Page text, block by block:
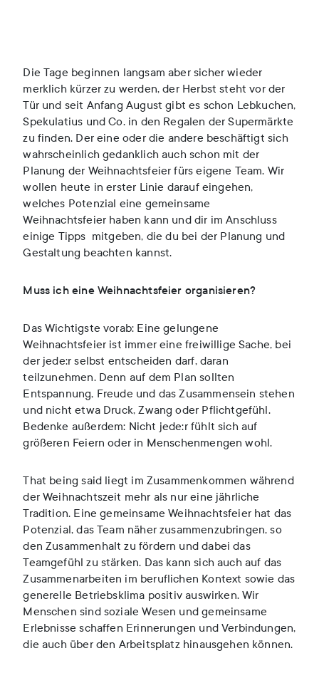
Die Tage beginnen langsam aber sicher wieder
merklich kürzer zu werden, der Herbst steht vor der
Tür und seit Anfang August gibt es schon Lebkuchen,
Spekulatius und Co. in den Regalen der Supermärkte
zu finden. Der eine oder die andere beschäftigt sich
wahrscheinlich gedanklich auch schon mit der
Planung der Weihnachtsfeier fürs eigene Team. Wir
wollen heute in erster Linie darauf eingehen,
welches Potenzial eine gemeinsame
Weihnachtsfeier haben kann und dir im Anschluss
einige Tipps mitgeben, die du bei der Planung und
Gestaltung beachten kannst.
Muss ich eine Weihnachtsfeier organisieren?
Das Wichtigste vorab: Eine gelungene
Weihnachtsfeier ist immer eine freiwillige Sache, bei
der jede:r selbst entscheiden darf, daran
teilzunehmen. Denn auf dem Plan sollten
Entspannung, Freude und das Zusammensein stehen
und nicht etwa Druck, Zwang oder Pflichtgefühl.
Bedenke außerdem: Nicht jede:r fühlt sich auf
größeren Feiern oder in Menschenmengen wohl.
That being said liegt im Zusammenkommen während
der Weihnachtszeit mehr als nur eine jährliche
Tradition. Eine gemeinsame Weihnachtsfeier hat das
Potenzial, das Team näher zusammenzubringen, so
den Zusammenhalt zu fördern und dabei das
Teamgefühl zu stärken. Das kann sich auch auf das
Zusammenarbeiten im beruflichen Kontext sowie das
generelle Betriebsklima positiv auswirken. Wir
Menschen sind soziale Wesen und gemeinsame
Erlebnisse schaffen Erinnerungen und Verbindungen,
die auch über den Arbeitsplatz hinausgehen können.